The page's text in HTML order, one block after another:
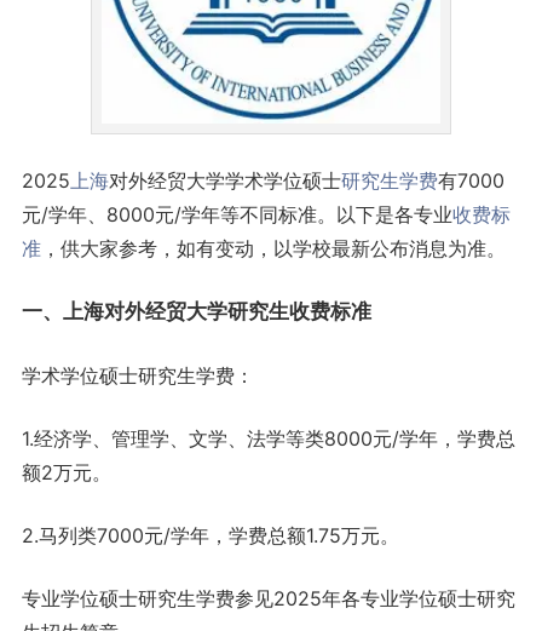
2025上海对外经贸大学学术学位硕士研究生学费有7000
元/学年、8000元/学年等不同标准。以下是各专业收费标
准，供大家参考，如有变动，以学校最新公布消息为准。
一、上海对外经贸大学研究生收费标准
学术学位硕士研究生学费：
1.经济学、管理学、文学、法学等类8000元/学年，学费总
额2万元。
2.马列类7000元/学年，学费总额1.75万元。
专业学位硕士研究生学费参见2025年各专业学位硕士研究